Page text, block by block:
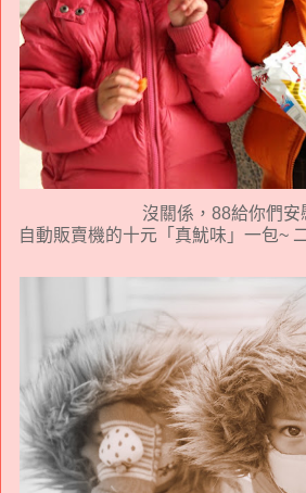
沒關係，88給你們安
自動販賣機的十元「真魷味」一包~